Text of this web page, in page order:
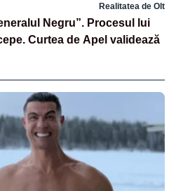
Realitatea de Olt
Negru”. Procesul lui
Curtea de Apel validează